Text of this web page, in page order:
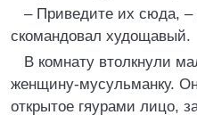
– Приведите их сюда, –
скомандовал худощавый.
В комнату втолкнули
женщину-мусульманку.
открытое гяурами лицо,